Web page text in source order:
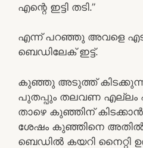
എന്റെ ഇട്ടി തടി.”
എന്ന് പറഞ്ഞു അവളെ
ബെഡിലേക് ഇട്ട്.
കുഞ്ഞു അടുത്ത്
പുതപ്പും തലവണ എല്ലം
താഴെ കുഞ്ഞിന് കിടക്കാൻ
ശേഷം കുഞ്ഞിനെ അതിൽ
ബെഡിൽ കയറി നൈറ്റി